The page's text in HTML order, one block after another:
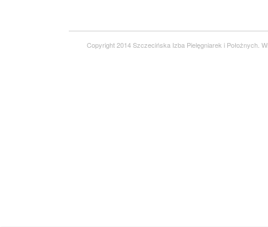
Copyright 2014 Szczecińska Izba Pielęgniarek i Położnych.